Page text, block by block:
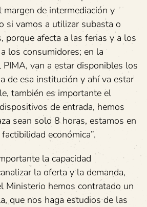
margen de intermediación y
si vamos a utilizar subasta o
porque afecta a las ferias y a los
los consumidores; en la
PIMA, van a estar disponibles los
de esa institución y ahí va estar
también es importante el
de entrada, hemos
sean solo 8 horas, estamos en
económica”.
la capacidad
la oferta y la demanda,
Ministerio hemos contratado un
que nos haga estudios de las